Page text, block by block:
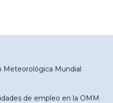
Meteorológica Mundial
de empleo en la OMM